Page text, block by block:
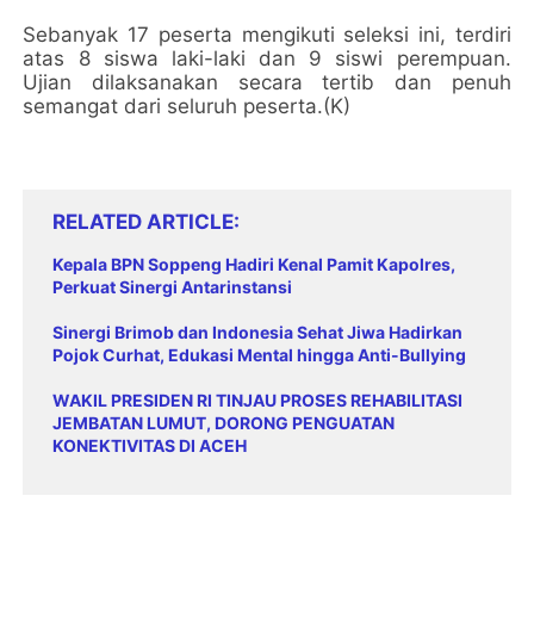
Sebanyak 17 peserta mengikuti seleksi ini, terdiri
atas 8 siswa laki-laki dan 9 siswi perempuan.
Ujian dilaksanakan secara tertib dan penuh
semangat dari seluruh peserta.(K)
RELATED ARTICLE
Kepala BPN Soppeng Hadiri Kenal Pamit Kapolres,
Perkuat Sinergi Antarinstansi
Sinergi Brimob dan Indonesia Sehat Jiwa Hadirkan
Pojok Curhat, Edukasi Mental hingga Anti-Bullying
WAKIL PRESIDEN RI TINJAU PROSES REHABILITASI
JEMBATAN LUMUT, DORONG PENGUATAN
KONEKTIVITAS DI ACEH